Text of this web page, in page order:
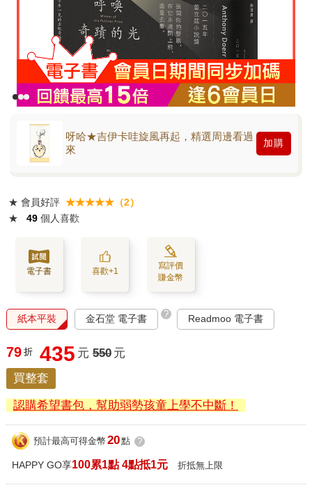
呀哈★吉伊卡哇旋風再起，精選周邊看過
來
加購
★ 會員好評 ★★★★★（2）
★
49 個人喜歡
電子書 喜歡+1
寫評價
賺金幣
紙本平裝 金石堂 電子書 ? Readmoo 電子書
79 折 435 元 550 元
買整套
認購希望書包，幫助弱勢孩童上學不中斷！
預計最高可得金幣 20點 ?
HAPPY GO享100累1點 4點抵1元 折抵無上限